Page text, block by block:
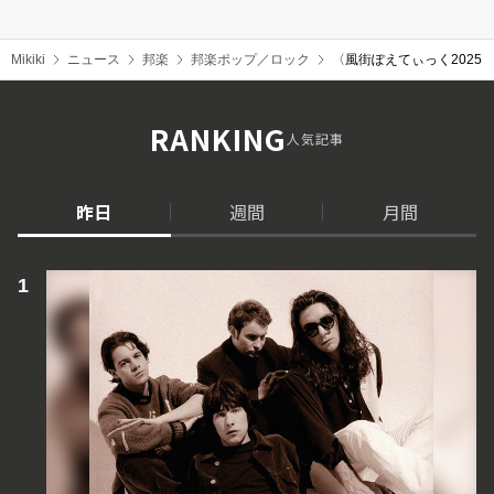
Mikiki ニュース 邦楽 邦楽ポップ／ロック 〈風街ぽえてぃっく2025
RANKING人気記事
昨日 週間 月間